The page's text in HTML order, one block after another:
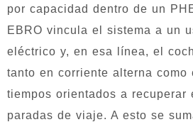
por capacidad dentro de un
EBRO vincula el sistema a un
eléctrico y, en esa línea, el
tanto en corriente alterna como
tiempos orientados a recuperar
paradas de viaje. A esto se